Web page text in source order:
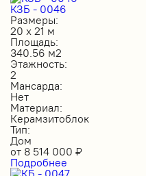
КЗБ - 0046
Размеры:
20 х 21 м
Площадь:
340.56 м2
Этажность:
2
Мансарда:
Нет
Материал:
Керамзитоблок
Тип:
Дом
от 8 514 000 ₽
Подробнее